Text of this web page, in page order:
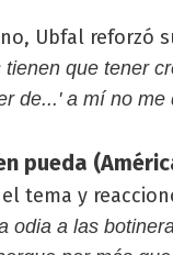
Ubfal reforzó
tienen que tener
de...' a mí no me
pueda
tema y
odia a las